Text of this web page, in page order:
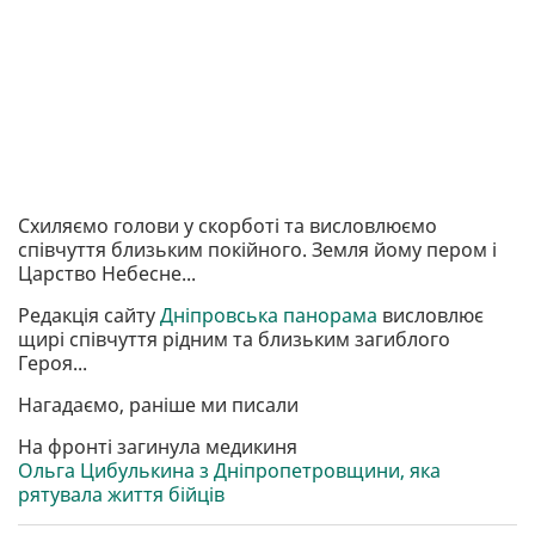
Схиляємо голови у скорботі та висловлюємо
співчуття близьким покійного. Земля йому пером і
Царство Небесне...
Редакція сайтуДніпровська панорама висловлює
щирі співчуття рідним та близьким загиблого
Героя...
Нагадаємо, раніше ми писали
На фронті загинула медикиня
Ольга Цибулькина з Дніпропетровщини, яка
рятувала життя бійців